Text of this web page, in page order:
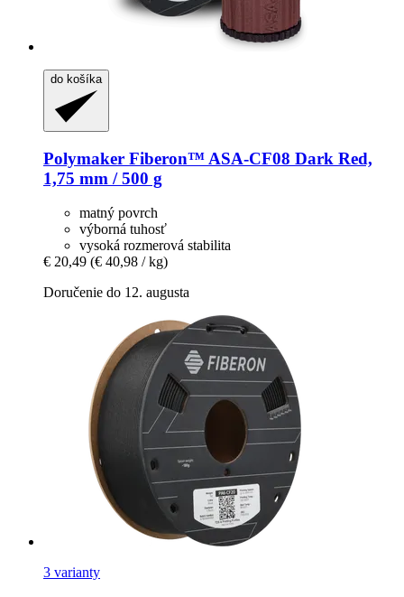
do košíka
Polymaker Fiberon™ ASA-​CF08 Dark Red,
1,75 mm / 500 g
matný povrch
výborná tuhosť
vysoká rozmerová stabilita
€ 20,49 (€ 40,98 / kg)
Doručenie do 12. augusta
3 varianty